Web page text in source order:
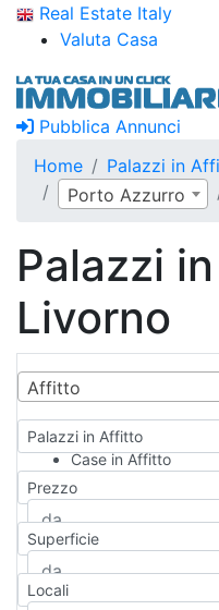
Real Estate Italy
Valuta Casa
Pubblica Annunci
Home
Palazzi in
Porto Azzurro
Palazzi
Livorno
Affitto
Palazzi in Affitto
Case in Affitto
Qualsiasi
Appartamento
Casa indipendente
Casa Semi-
Attico/Mansarda
Prezzo
Superficie
Locali